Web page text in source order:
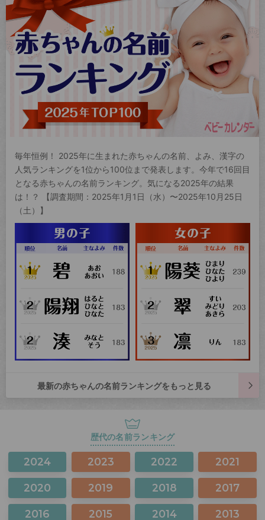
毎年恒例！ 2025年に生まれた赤ちゃんの名前、よみ、漢字の
人気ランキングを1位から100位まで発表します。今年で16回目
となる赤ちゃんの名前ランキング。気になる2025年の結果
は！？ 【調査期間：2025年1月1日（水）〜2025年10月25日
（土）】
最新の赤ちゃんの名前ランキングをもっと見る
歴代の名前ランキング
2024 2023 2022 2021
2020 2019 2018 2017
2016 2015 2014 2013